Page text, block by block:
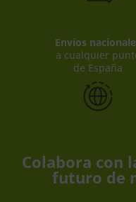
Envíos
a cualquier
de España
Colabora con
futuro de